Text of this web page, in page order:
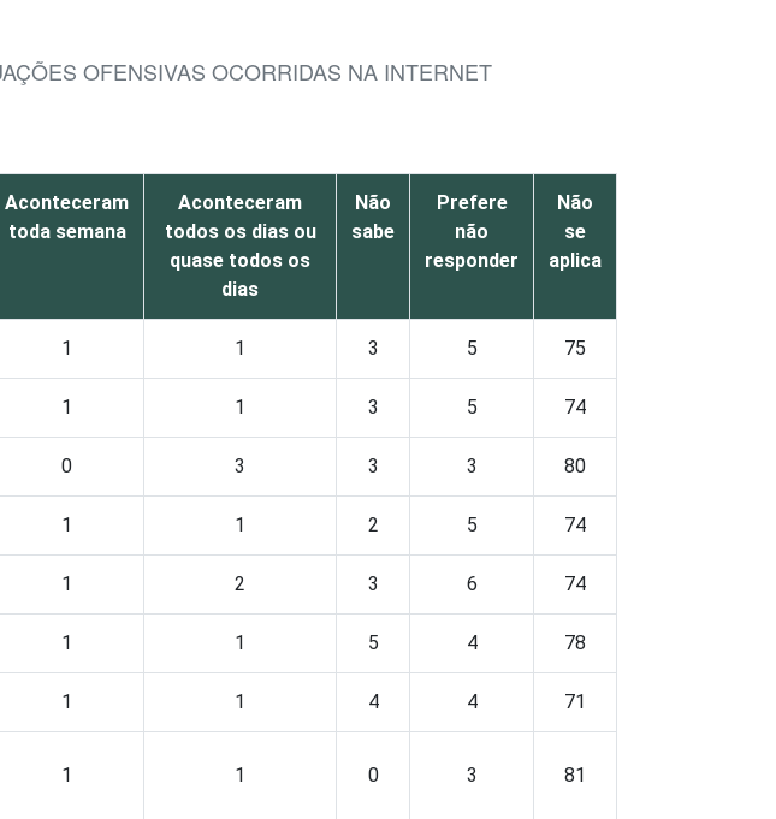
OFENSIVAS OCORRIDAS NA INTERNET
Aconteceram
toda semana
Aconteceram
todos os dias ou
quase todos os
dias
Não
sabe
Prefere
não
responder
Não
se
aplica
1 1 3 5 75
1 1 3 5 74
0 3 3 3 80
1 1 2 5 74
1 2 3 6 74
1 1 5 4 78
1 1 4 4 71
1 1 0 3 81